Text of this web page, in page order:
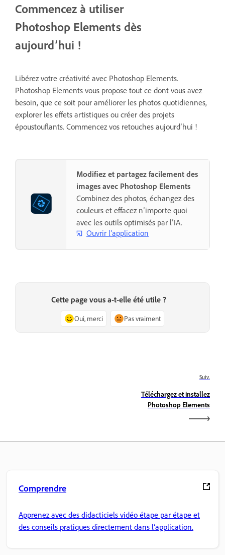
Commencez à utiliser
Photoshop Elements dès
aujourd’hui !
Libérez votre créativité avec Photoshop Elements.
Photoshop Elements vous propose tout ce dont vous avez
besoin, que ce soit pour améliorer les photos quotidiennes,
explorer les effets artistiques ou créer des projets
époustouflants. Commencez vos retouches aujourd’hui !
Modifiez et partagez facilement des
images avec Photoshop Elements
Combinez des photos, échangez des
couleurs et effacez n’importe quoi
avec les outils optimisés par l’IA.
Ouvrir l’application
Cette page vous a-t-elle été utile ?
Oui, merci Pas vraiment
Suiv.
Téléchargez et installez
Photoshop Elements
Comprendre
Apprenez avec des didacticiels vidéo étape par étape et
des conseils pratiques directement dans l’application.